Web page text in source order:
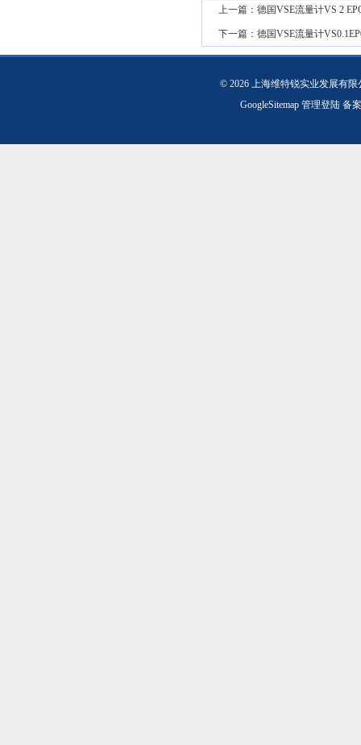
上一篇： 德国VSE流量计VS 2
下一篇： 德国VSE流量计
© 2026 上海维特锐实业发展有
GoogleSitemap 管理登陆 备